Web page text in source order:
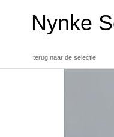
Nynke
terug naar de selectie